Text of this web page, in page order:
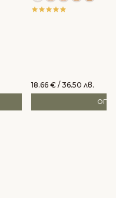
18.66 € / 36.50 лв.